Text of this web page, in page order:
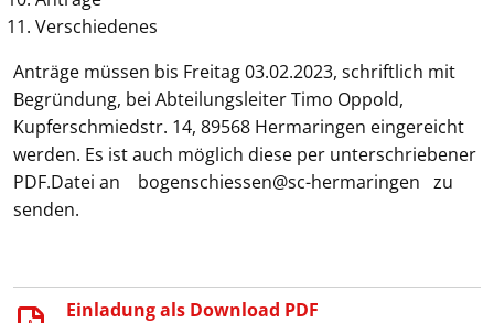
Verschiedenes
Anträge müssen bis Freitag 03.02.2023, schriftlich mit
Begründung, bei Abteilungsleiter Timo Oppold,
Kupferschmiedstr. 14, 89568 Hermaringen eingereicht
werden. Es ist auch möglich diese per unterschriebener
PDF.Datei an bogenschiessen@sc-hermaringen zu
senden.
Einladung als Download PDF